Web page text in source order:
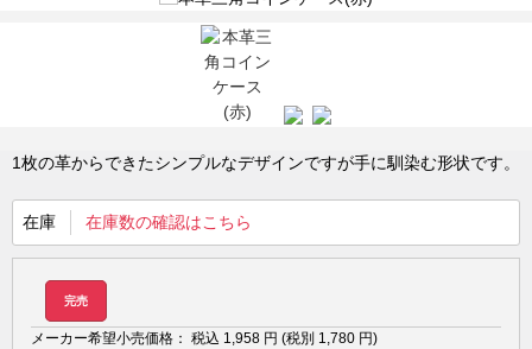
1枚の革からできたシンプルなデザインですが手に馴染む形状です。
在庫 在庫数の確認はこちら
完売
メーカー希望小売価格： 税込 1,958 円 (税別 1,780 円)